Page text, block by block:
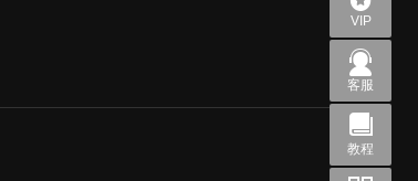
VIP
客服
教程